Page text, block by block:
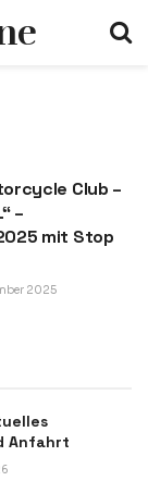
Club –
–
mit Stop
2025
Anfahrt